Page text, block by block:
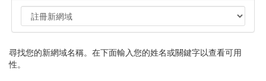
尋找您的新網域名稱。在下面輸入您的姓名或關鍵字以查看可用
性。